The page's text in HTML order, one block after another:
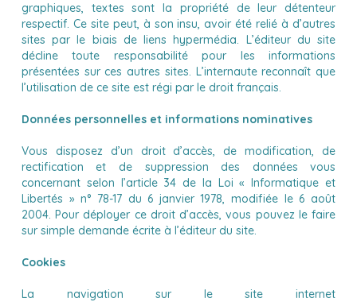
graphiques, textes sont la propriété de leur détenteur
respectif. Ce site peut, à son insu, avoir été relié à d’autres
sites par le biais de liens hypermédia. L’éditeur du site
décline toute responsabilité pour les informations
présentées sur ces autres sites. L’internaute reconnaît que
l’utilisation de ce site est régi par le droit français.
Données personnelles et informations nominatives
Vous disposez d’un droit d’accès, de modification, de
rectification et de suppression des données vous
concernant selon l’article 34 de la Loi « Informatique et
Libertés » n° 78-17 du 6 janvier 1978, modifiée le 6 août
2004. Pour déployer ce droit d’accès, vous pouvez le faire
sur simple demande écrite à l’éditeur du site.
Cookies
La navigation sur le site internet